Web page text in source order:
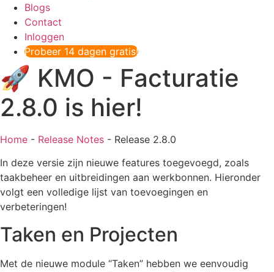
Blogs
Contact
Inloggen
Probeer 14 dagen gratis!
🚀 KMO - Facturatie
2.8.0 is hier!
Home - Release Notes - Release 2.8.0
In deze versie zijn nieuwe features toegevoegd, zoals
taakbeheer en uitbreidingen aan werkbonnen. Hieronder
volgt een volledige lijst van toevoegingen en
verbeteringen!
Taken en Projecten
Met de nieuwe module “Taken” hebben we eenvoudig